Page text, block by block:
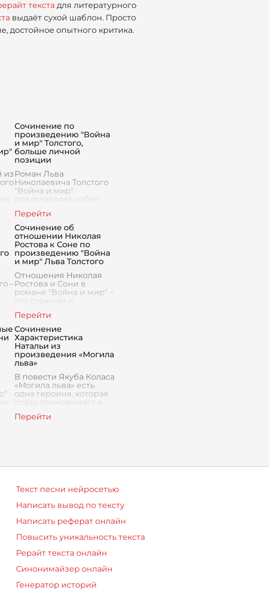
текста для литературного
выдаёт сухой шаблон. Просто
достойное опытного критика.
из
Сочинение по
произведению "Война
и мир" Толстого,
больше личной
позиции
Роман Льва
Николаевича Толстого
"Война и мир"
представляет собой
которую проходят
судьбы
многочисленных
персонажей,
сталкивающихся с
потрясениями войны и
переосмысле
–
Сочинение об
отношении Николая
Ростова к Соне по
произведению "Война
и мир" Льва Толстого
Отношения Николая
Ростова и Сони в
романе "Война и мир" –
это сложная и
пронизанная
чувствами, долгом,
социальными нормами
и личными амбициями.
С самого начал
Сочинение
Характеристика
Натальи из
произведения «Могила
льва»
В повести Якуба Коласа
«Могила льва» есть
одна героиня, которая
сразу приковывает к
непохожестью на
Текст песни нейросетью
Написать вывод по тексту
Написать реферат онлайн
Повысить уникальность текста
Рерайт текста онлайн
Синонимайзер онлайн
Генератор историй